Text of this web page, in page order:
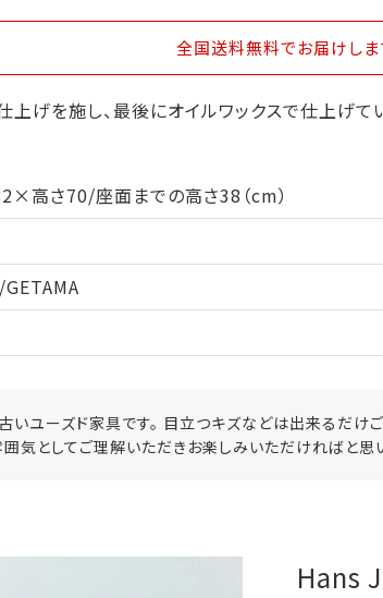
全国送料無料でお届けしま
げを施し、最後にオイルワックスで仕上げてい
高さ70/座面までの高さ38（cm）
いユーズド家具です。 目立つキズなどは出来るだけ
気としてご理解いただきお楽しみいただければと思
Hans